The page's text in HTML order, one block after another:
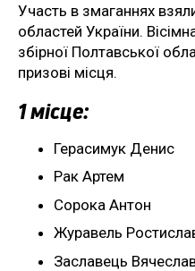
Участь в змаганнях
областей України.
збірної Полтавської
призові місця.
1 місце:
Герасимук Денис
Рак Артем
Сорока Антон
Журавель
Заславець